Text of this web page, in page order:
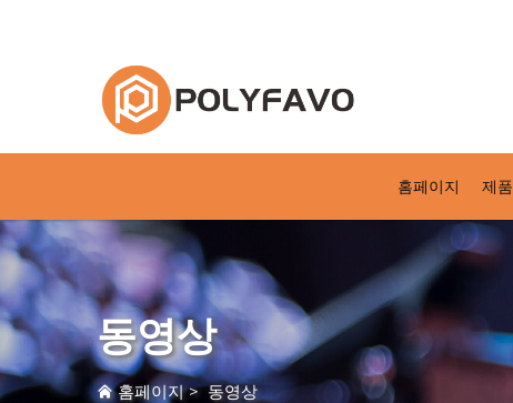
홈페이지 제품
동영상
홈페이지>동영상